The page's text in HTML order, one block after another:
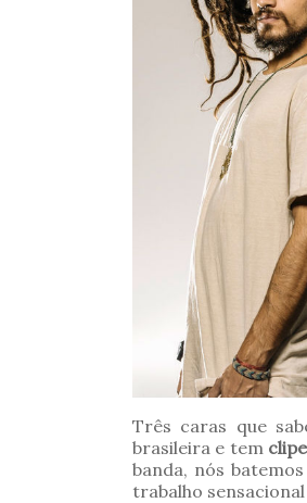
Três caras que
brasileira e tem
banda, nós
trabalho